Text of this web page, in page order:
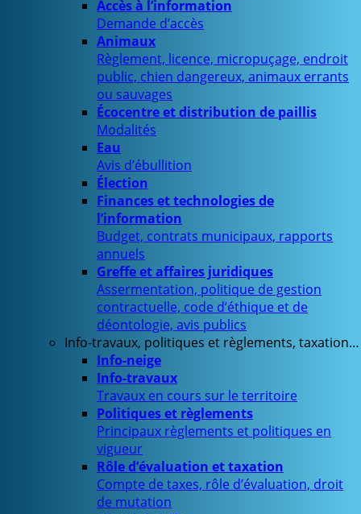
Accès à l’information
Demande d’accès
Animaux
Règlement, licence, micropuçage, endroit
public, chien dangereux, animaux errants
ou sauvages
Écocentre et distribution de paillis
Modalités
Eau
Avis d’ébullition
Élection
Finances et technologies de
l’information
Budget, contrats municipaux, rapports
annuels
Greffe et affaires juridiques
Assermentation, politique de gestion
contractuelle, code d’éthique et de
déontologie, avis publics
Info-travaux, politiques et règlements, taxation…
Info-neige
Info-travaux
Travaux en cours sur le territoire
Politiques et règlements
Principaux règlements et politiques en
vigueur
Rôle d’évaluation et taxation
Compte de taxes, rôle d’évaluation, droit
de mutation